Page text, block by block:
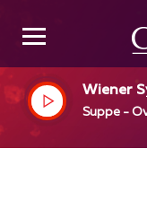
Wiener
Suppe -